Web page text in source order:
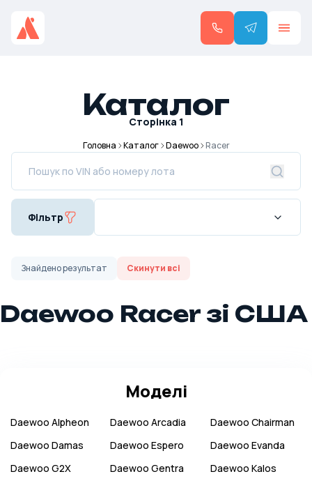
Каталог
Сторінка 1
Головна Каталог Daewoo Racer
Фільтр
Знайденорезультат Скинути всі
Daewoo Racer зі США
Моделі
Daewoo Alpheon Daewoo Arcadia Daewoo Chairman
Daewoo Damas Daewoo Espero Daewoo Evanda
Daewoo G2X Daewoo Gentra Daewoo Kalos